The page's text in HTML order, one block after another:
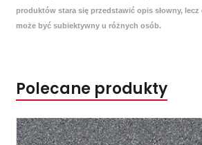
produktów stara się przedstawić opis słowny,
może być subiektywny u różnych osób.
Polecane produkty